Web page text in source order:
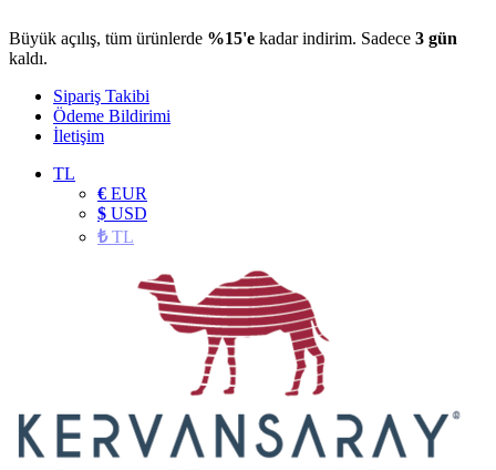
Büyük açılış, tüm ürünlerde %15'e kadar indirim. Sadece 3 gün
kaldı.
Sipariş Takibi
Ödeme Bildirimi
İletişim
TL
€ EUR
$ USD
₺TL